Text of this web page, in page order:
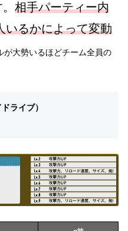
相手パーティー内
いるかによって変動
が大勢いるほどチーム全員の
ライブ）